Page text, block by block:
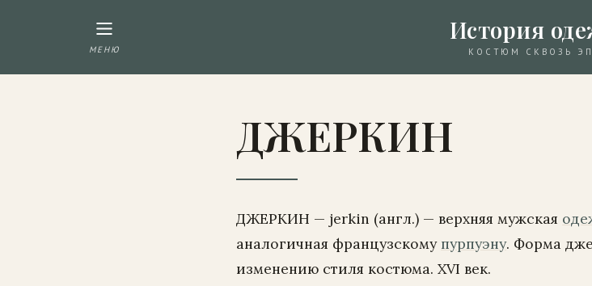
МЕНЮ
История
КОСТЮМ СКВОЗЬ
ДЖЕРКИН
ДЖЕРКИН — jerkin (англ.) — верхняя мужская
аналогичная французскому пурпуэну. Форма
изменению стиля костюма. XVI век.